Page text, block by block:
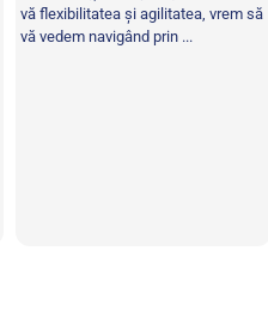
vă flexibilitatea și agilitatea, vrem să
vă vedem navigând prin ...